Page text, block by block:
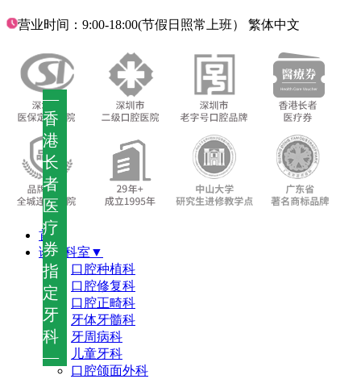
—
香
港
长
者
医
疗
券
指
定
牙
科
—
营业时间：9:00-18:00(节假日照常上班） 繁体中文
首页
诊疗科室▼
口腔种植科
口腔修复科
口腔正畸科
牙体牙髓科
牙周病科
儿童牙科
口腔颌面外科